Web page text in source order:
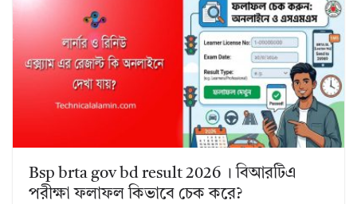
Bsp brta gov bd result 2026 । বিআরটিএ
পরীক্ষা ফলাফল কিভাবে চেক করে?